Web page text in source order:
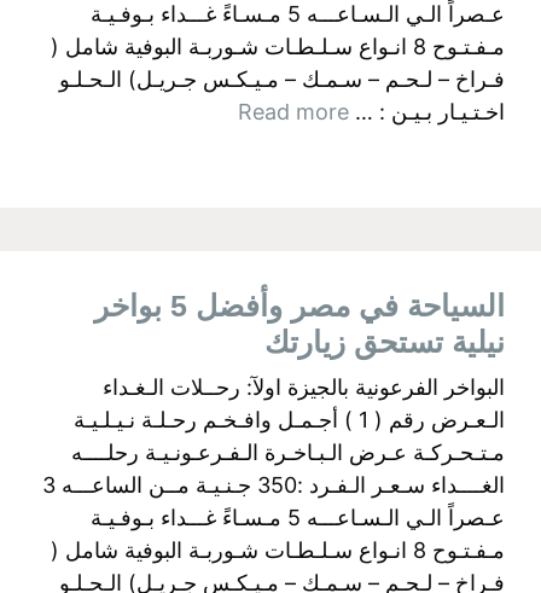
عـصراً الـي الـسـاعـــه 5 مـسـاءً غـــداء بـوفـيـة
مـفـتـوح 8 انـواع سـلـطـات شـوربـة البوفية شامل (
فـراخ – لـحـم – سـمـك – مـيـكـس جـريـل) الـحـلـو
اخـتـيـار بـيـن : … Read more
السياحة في مصر وأفضل 5 بواخر
نيلية تستحق زيارتك
البواخر الفرعونية بالجيزة اولآ: رحــلات الـغـداء
الـعـرض رقم ( 1 ) أجـمـل وافـخـم رحـلـة نـيـلـيـة
مـتـحـركـة عـرض الـبـاخـرة الـفـرعـونـيـة رحلــــه
الغــــداء سـعـر الـفـرد :350 جـنـيـة مــن الساعـــه 3
عـصراً الـي الـسـاعـــه 5 مـسـاءً غـــداء بـوفـيـة
مـفـتـوح 8 انـواع سـلـطـات شـوربـة البوفية شامل (
فـراخ – لـحـم – سـمـك – مـيـكـس جـريـل) الـحـلـو